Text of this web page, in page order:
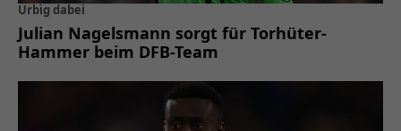
Urbig dabei
Julian Nagelsmann sorgt für Torhüter-
Hammer beim DFB-Team